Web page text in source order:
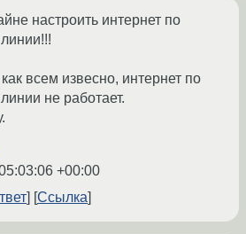
настроить интернет по
всем извесно, интернет по
не работает.
+00:00
Ссылка